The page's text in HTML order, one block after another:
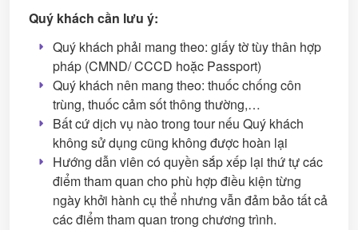
Quý khách cần lưu ý:
Quý khách phải mang theo: giấy tờ tùy thân hợp
pháp (CMND/ CCCD hoặc Passport)
Quý khách nên mang theo: thuốc chống côn
trùng, thuốc cảm sốt thông thường,…
Bất cứ dịch vụ nào trong tour nếu Quý khách
không sử dụng cũng không được hoàn lại
Hướng dẫn viên có quyền sắp xếp lại thứ tự các
điểm tham quan cho phù hợp điều kiện từng
ngày khởi hành cụ thể nhưng vẫn đảm bảo tất cả
các điểm tham quan trong chương trình.